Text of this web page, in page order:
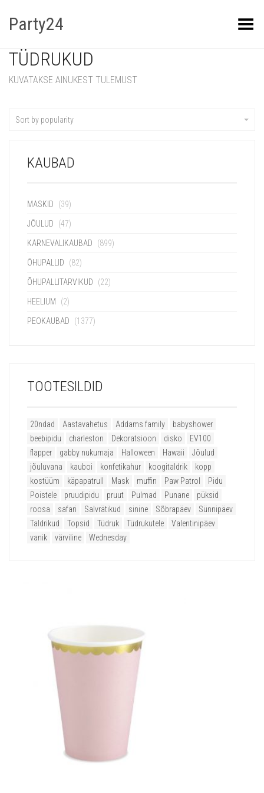
Party24 Kuva menüü
TÜDRUKUD
KUVATAKSE AINUKEST TULEMUST
Sort by popularity
KAUBAD
MASKID (39)
JÕULUD (47)
KARNEVALIKAUBAD (899)
ÕHUPALLID (82)
ÕHUPALLITARVIKUD (22)
HEELIUM (2)
PEOKAUBAD (1377)
TOOTESILDID
20ndad Aastavahetus Addams family
babyshower
beebipidu
charleston Dekoratsioon disko
EV100
flapper
gabby nukumaja Halloween Hawaii
Jõulud
jõuluvana
kauboi konfetikahur koogitaldrik
kopp
kostüüm
käpapatrull Mask muffin Paw Patrol
Pidu
Poistele
pruudipidu pruut Pulmad Punane
püksid
roosa
safari Salvrätikud sinine Sõbrapäev
Sünnipäev
Taldrikud
Topsid Tüdruk Tüdrukutele
Valentinipäev
vanik
värviline Wednesday